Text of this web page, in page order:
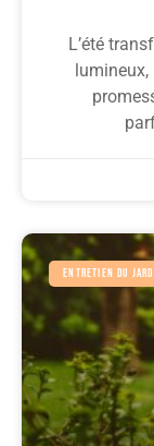
L’été
Entretien Du